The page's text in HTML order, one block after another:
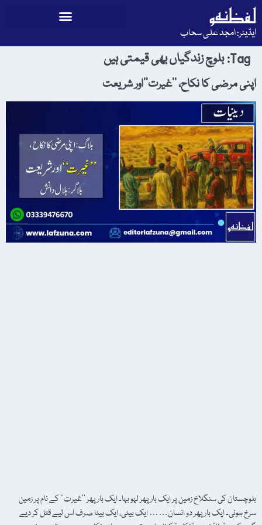
ایڈیٹر: امجد علی سحاب
Tag: بلوچ زندگیاں بھی قیمتی ہیں
اپنی مرضی کا نکاح، ’’غیرت‘‘اور شریعت
بلوچستان کی سنگلاخ زمین پر ایک بار پھر لہو بہا۔ ایک بار پھر ’’غیرت‘‘ کے نام پر زمین
سرخ ہوئی۔ ایک بار پھر دو انسان…… ایک بیٹی، ایک بیٹا صرف اس لیے قتل کر دیے